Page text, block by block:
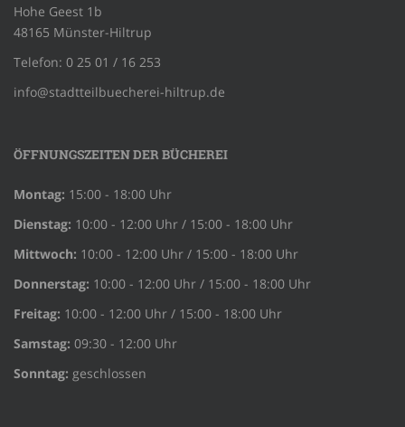
Hohe Geest 1b
48165 Münster-Hiltrup
Telefon: 0 25 01 / 16 253
info@stadtteilbuecherei-hiltrup.de
ÖFFNUNGSZEITEN DER BÜCHEREI
Montag: 15:00 - 18:00 Uhr
Dienstag: 10:00 - 12:00 Uhr / 15:00 - 18:00 Uhr
Mittwoch: 10:00 - 12:00 Uhr / 15:00 - 18:00 Uhr
Donnerstag: 10:00 - 12:00 Uhr / 15:00 - 18:00 Uhr
Freitag: 10:00 - 12:00 Uhr / 15:00 - 18:00 Uhr
Samstag: 09:30 - 12:00 Uhr
Sonntag: geschlossen